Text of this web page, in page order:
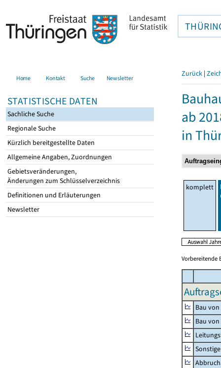
Home Kontakt Suche Newsletter
STATISTISCHE DATEN
Sachliche Suche
Regionale Suche
Kürzlich bereitgestellte Daten
Allgemeine Angaben, Zuordnungen
Gebietsveränderungen,
Änderungen zum Schlüsselverzeichnis
Definitionen und Erläuterungen
Newsletter
Zurück |
ab
in
komplett
Vorbereitende
Bau
Bau